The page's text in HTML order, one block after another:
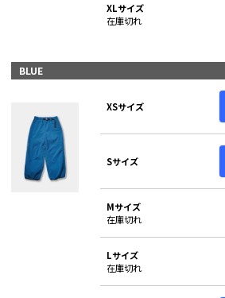
XLサイズ
在庫切れ
BLUE
XSサイズ
Sサイズ
Mサイズ
在庫切れ
Lサイズ
在庫切れ